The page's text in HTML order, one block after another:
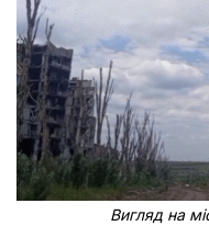
Вигляд на